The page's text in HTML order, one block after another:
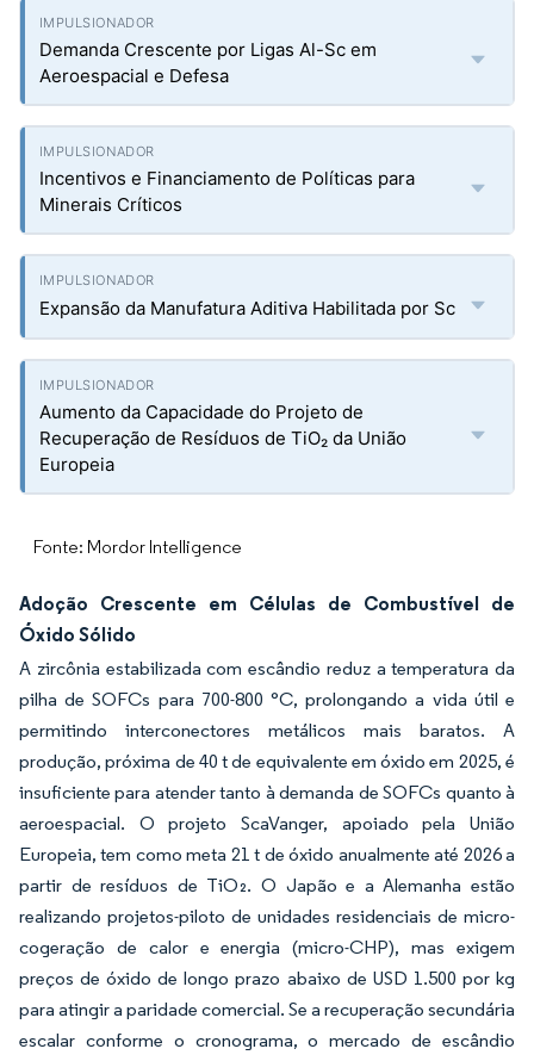
Demanda Crescente por Ligas Al-Sc em
Aeroespacial e Defesa
Incentivos e Financiamento de Políticas para
Minerais Críticos
Expansão da Manufatura Aditiva Habilitada por Sc
Aumento da Capacidade do Projeto de
Recuperação de Resíduos de TiO₂ da União
Europeia
Fonte: Mordor Intelligence
Adoção Crescente em Células de Combustível de
Óxido Sólido
A zircônia estabilizada com escândio reduz a temperatura da
pilha de SOFCs para 700-800 °C, prolongando a vida útil e
permitindo interconectores metálicos mais baratos. A
produção, próxima de 40 t de equivalente em óxido em 2025, é
insuficiente para atender tanto à demanda de SOFCs quanto à
aeroespacial. O projeto ScaVanger, apoiado pela União
Europeia, tem como meta 21 t de óxido anualmente até 2026 a
partir de resíduos de TiO₂. O Japão e a Alemanha estão
realizando projetos-piloto de unidades residenciais de micro-
cogeração de calor e energia (micro-CHP), mas exigem
preços de óxido de longo prazo abaixo de USD 1.500 por kg
para atingir a paridade comercial. Se a recuperação secundária
escalar conforme o cronograma, o mercado de escândio